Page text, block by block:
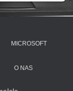
MICROSOFT
O NAS